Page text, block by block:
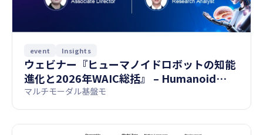
event Insights
ウェビナー『ヒューマノイドロボットの知能
進化と2026年WAIC総括』 – Humanoid
Robot Intelligence Evolution and 2026
WAIC Recap
マルチモーダル基盤モ